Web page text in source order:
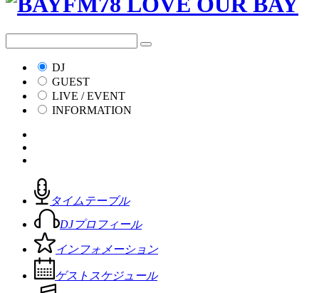
DJ
GUEST
LIVE / EVENT
INFORMATION
タイムテーブル
DJプロフィール
インフォメーション
ゲストスケジュール